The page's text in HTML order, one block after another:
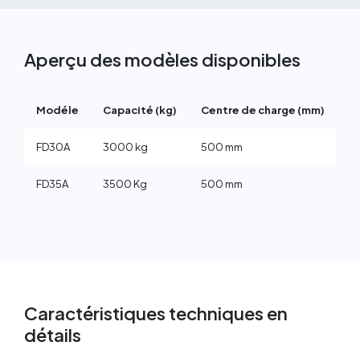
Aperçu des modèles disponibles
Modéle Capacité (kg) Centre de charge (mm)
FD30A 3000 kg 500 mm
FD35A 3500 Kg 500 mm
Caractéristiques techniques en
détails